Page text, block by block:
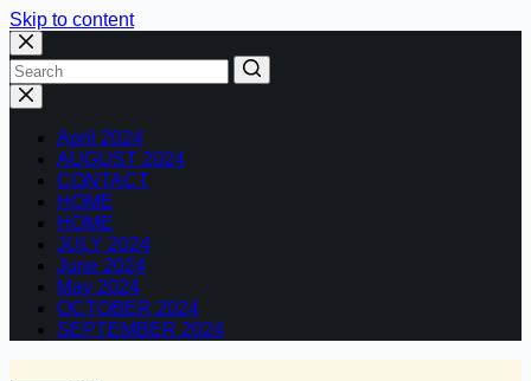
Skip to content
No
results
April 2024
AUGUST 2024
CONTACT
HOME
HOME
JULY 2024
June 2024
May 2024
OCTOBER 2024
SEPTEMBER 2024